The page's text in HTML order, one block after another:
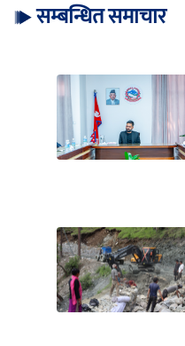
सम्बन्धित समाचार